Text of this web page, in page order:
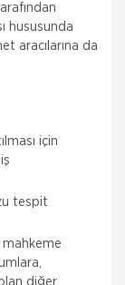
hususunda
aracılarına da
için
tespit
diğer